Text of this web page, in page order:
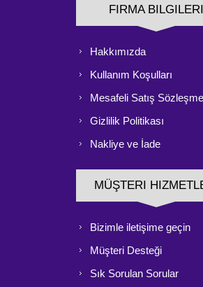
FIRMA BILGILERI
Hakkımızda
Kullanım Koşulları
Mesafeli Satış
Gizlilik Politikası
Nakliye ve İade
MÜŞTERI
Bizimle iletişime geçin
Müşteri Desteği
Sık Sorulan Sorular